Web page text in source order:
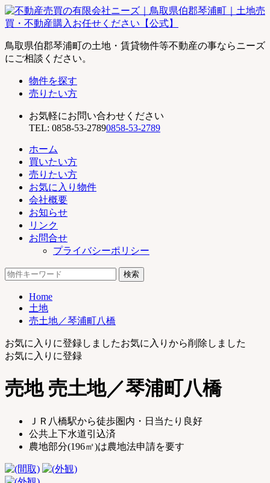
不
動
郡
土
地
売
買・
不
任
せ
鳥取県伯郡琴浦町の土地・賃貸物件等不動産の事ならニーズ
にご相談ください。
物件を探す
売りたい方
お気軽にお問い合わせください
TEL: 0858-53-27890858-53-2789
ホーム
買いたい方
売りたい方
お気に入り物件
会社概要
お知らせ
リンク
お問合せ
プライバシーポリシー
検
Home
土地
売土地／琴浦町八橋
お気に入りに登録しましたお気に入りから削除しました
お気に入りに登録
売地売土地／琴浦町八橋
ＪＲ八橋駅から徒歩圏内・日当たり良好
公共上下水道引込済
農地部分(196㎡)は農地法申請を要す